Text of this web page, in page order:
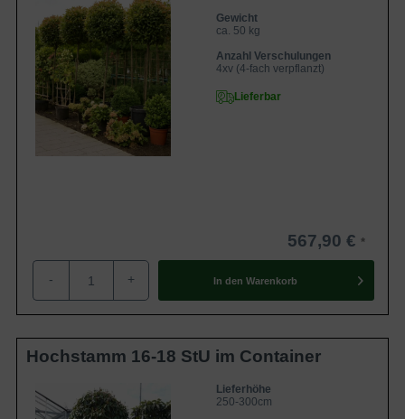
Gewicht
ca. 50 kg
Anzahl Verschulungen
4xv (4-fach verpflanzt)
Lieferbar
567,90 €
- + In den Warenkorb
Hochstamm 16-18 StU im Container
Lieferhöhe
250-300cm